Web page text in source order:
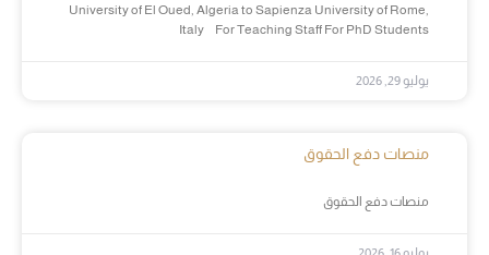
University of El Oued, Algeria to Sapienza University of Rome,
Italy For Teaching Staff For PhD Students
يوليو 29, 2026
منصات دفع الحقوق
منصات دفع الحقوق